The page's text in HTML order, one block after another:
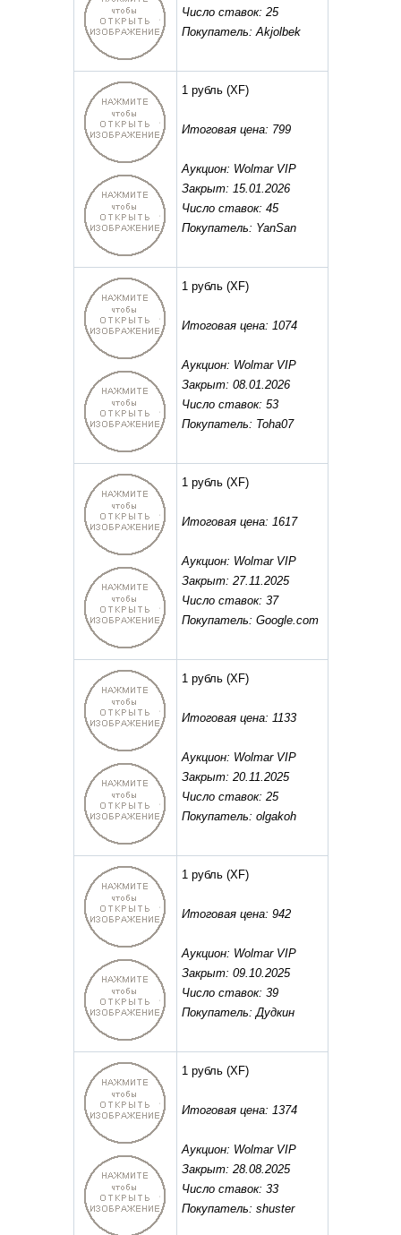
Число ставок: 25
Покупатель: Akjolbek
1 рубль(XF)
Итоговая цена: 799
Аукцион: Wolmar VIP
Закрыт: 15.01.2026
Число ставок: 45
Покупатель: YanSan
1 рубль(XF)
Итоговая цена: 1074
Аукцион: Wolmar VIP
Закрыт: 08.01.2026
Число ставок: 53
Покупатель: Toha07
1 рубль(XF)
Итоговая цена: 1617
Аукцион: Wolmar VIP
Закрыт: 27.11.2025
Число ставок: 37
Покупатель: Google.com
1 рубль(XF)
Итоговая цена: 1133
Аукцион: Wolmar VIP
Закрыт: 20.11.2025
Число ставок: 25
Покупатель: olgakoh
1 рубль(XF)
Итоговая цена: 942
Аукцион: Wolmar VIP
Закрыт: 09.10.2025
Число ставок: 39
Покупатель: Дудкин
1 рубль(XF)
Итоговая цена: 1374
Аукцион: Wolmar VIP
Закрыт: 28.08.2025
Число ставок: 33
Покупатель: shuster